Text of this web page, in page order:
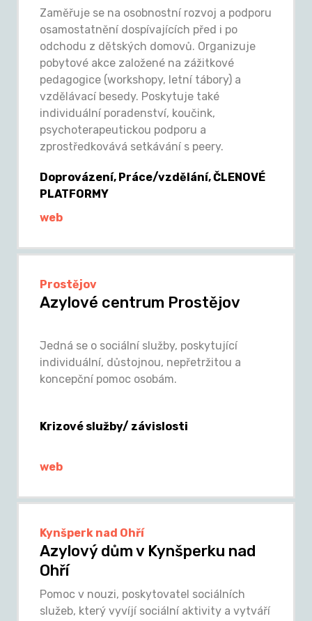
Zaměřuje se na osobnostní rozvoj a podporu
osamostatnění dospívajících před i po
odchodu z dětských domovů. Organizuje
pobytové akce založené na zážitkové
pedagogice (workshopy, letní tábory) a
vzdělávací besedy. Poskytuje také
individuální poradenství, koučink,
psychoterapeutickou podporu a
zprostředkovává setkávání s peery.
Doprovázení, Práce/vzdělání, ČLENOVÉ
PLATFORMY
web
Prostějov
Azylové centrum Prostějov
Jedná se o sociální služby, poskytující
individuální, důstojnou, nepřetržitou a
koncepční pomoc osobám.
Krizové služby/ závislosti
web
Kynšperk nad Ohří
Azylový dům v Kynšperku nad
Ohří
Pomoc v nouzi, poskytovatel sociálních
služeb, který vyvíjí sociální aktivity a vytváří